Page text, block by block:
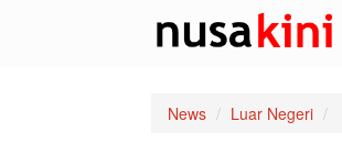
News Luar Negeri